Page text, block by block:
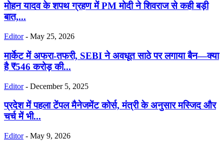
मोहन यादव के शपथ ग्रहण में PM मोदी ने शिवराज से कही बड़ी
बात,...
Editor - May 25, 2026
मार्केट में अफरा-तफरी, SEBI ने अवधूत साठे पर लगाया बैन—क्या
है ₹546 करोड़ की...
Editor - December 5, 2025
प्रदेश में पहला टेंपल मैनेजमेंट कोर्स, मंत्री के अनुसार मस्जिद और
चर्च में भी...
Editor - May 9, 2026